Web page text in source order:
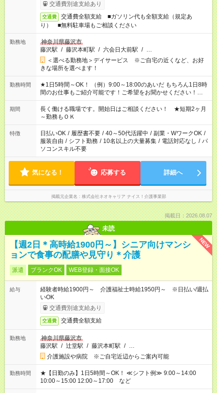
交通費別途支給あり
交通費
交通費全額支給 ■ガソリン代も全額支給（規定あ
り） ■無料駐車場もご相談ください
勤務地
神奈川県藤沢市
藤沢駅 / 藤沢本町駅 / 六会日大前駅 / …
＜選べる勤務地＞デイサービス ※ご自宅の近くなど、お好
きな場所を選べます！
勤務時間
★1日5時間～OK！ （例）9:00～18:00のあいだ もちろん1日8時
間のお仕事もご紹介可能です！ご希望をお聞かせください！★家
庭の都合でお休みが必要な場合も遠慮なくご相談ください。 ※
週最低15時間以上の勤務が必要です
期間
長く働ける職場です。開始日はご相談ください！ ★短期2ヶ月
～勤務もＯＫ
特徴 日払いOK / 履歴書不要 / 40～50代活躍中 / 副業・WワークOK /
服装自由 / シフト勤務 / 10名以上の大量募集 / 電話対応なし / パ
ソコンスキル不要
気になる！ 応募する 詳細へ
掲載元企業名 株式会社ネオキャリア ナイス！介護事業部
掲載日：2026.08.07
未読
NEW
【週2日＊高時給1900円～】シニア向けマンシ
ョンで食事の配膳や見守り＊介護
派遣 ブランクOK WEB登録・面接OK
給与
経験者時給1900円～ 介護福祉士時給1950円～ ※日払い/週払
いOK
交通費別途支給あり
交通費 交通費全額支給
勤務地
神奈川県藤沢市
藤沢駅 / 辻堂駅 / 藤沢本町駅 / …
介護施設や病院 ※ご自宅近辺からご案内可能
勤務時間
★【日勤のみ】1日5時間～OK！ ≪シフト例≫ 9:00～14:00
10:00～15:00 12:00～17:00 など